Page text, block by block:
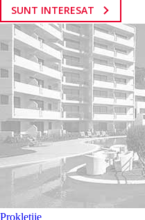
SUNT INTERESAT
Prokletije